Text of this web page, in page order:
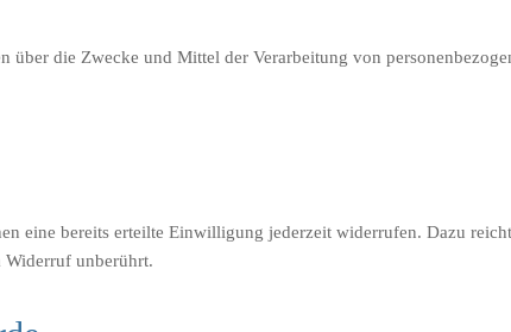
die Zwecke und Mittel der Verarbeitung von
eine bereits erteilte Einwilligung jederzeit widerrufen. Dazu
unberührt.